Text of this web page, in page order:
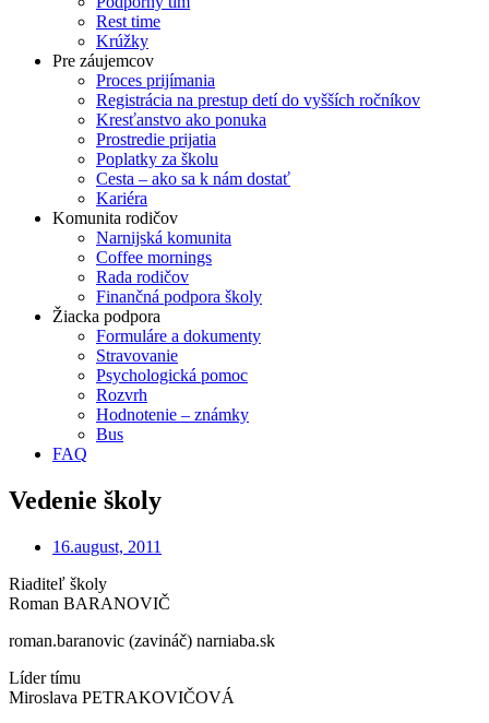
Rest time
Krúžky
Pre záujemcov
Proces prijímania
Registrácia na prestup detí do vyšších ročníkov
Kresťanstvo ako ponuka
Prostredie prijatia
Poplatky za školu
Cesta – ako sa k nám dostať
Kariéra
Komunita rodičov
Narnijská komunita
Coffee mornings
Rada rodičov
Finančná podpora školy
Žiacka podpora
Formuláre a dokumenty
Stravovanie
Psychologická pomoc
Rozvrh
Hodnotenie – známky
Bus
FAQ
Vedenie školy
16.august, 2011
Riaditeľ školy
Roman BARANOVIČ
roman.baranovic (zavináč) narniaba.sk
Líder tímu
Miroslava PETRAKOVIČOVÁ